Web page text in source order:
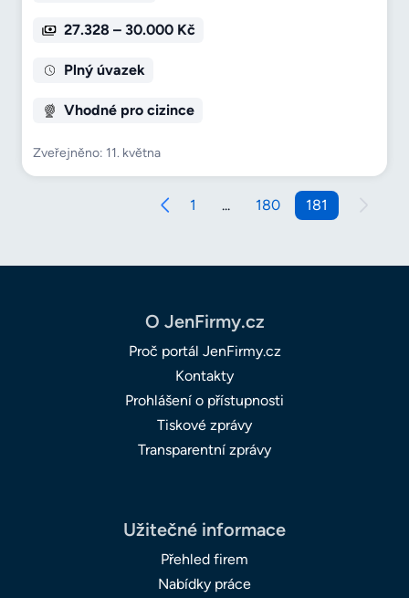
27.328 – 30.000 Kč
Plný úvazek
Vhodné pro cizince
Zveřejněno: 11. května
1 ... 180 181
O JenFirmy.cz
Proč portál JenFirmy.cz
Kontakty
Prohlášení o přístupnosti
Tiskové zprávy
Transparentní zprávy
Užitečné informace
Přehled firem
Nabídky práce